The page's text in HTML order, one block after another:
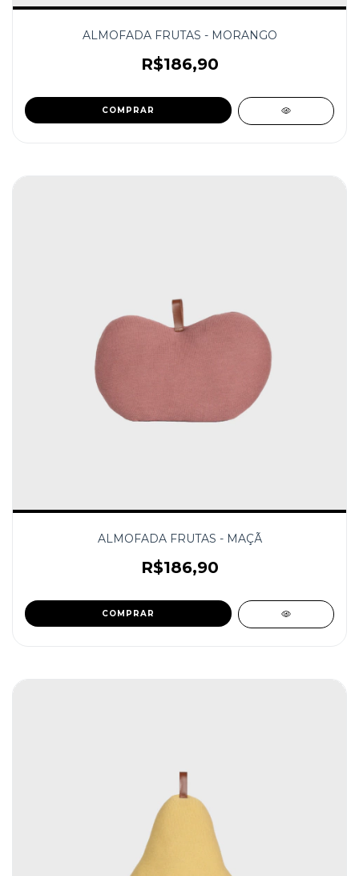
ALMOFADA FRUTAS - MORANGO
R$186,90
ALMOFADA FRUTAS - MAÇÃ
R$186,90